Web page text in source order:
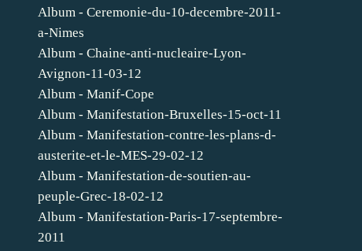
Album - Ceremonie-du-10-decembre-2011-
a-Nimes
Album - Chaine-anti-nucleaire-Lyon-
Avignon-11-03-12
Album - Manif-Cope
Album - Manifestation-Bruxelles-15-oct-11
Album - Manifestation-contre-les-plans-d-
austerite-et-le-MES-29-02-12
Album - Manifestation-de-soutien-au-
peuple-Grec-18-02-12
Album - Manifestation-Paris-17-septembre-
2011